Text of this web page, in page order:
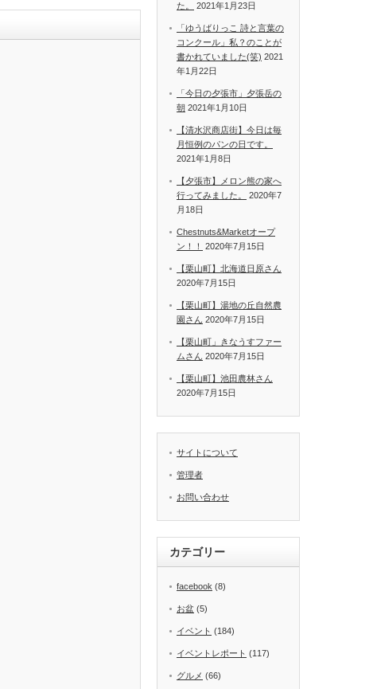
た。
2021年1月23日
「ゆうばりっこ 詩と言葉の
コンクール」私？のことが
書かれていました(笑) 2021
年1月22日
「今日の夕張市」夕張岳の
朝 2021年1月10日
【清水沢商店街】今日は毎
月恒例のパンの日です。
2021年1月8日
【夕張市】メロン熊の家へ
行ってみました。
2020年7
月18日
Chestnuts&Marketオープ
ン！！
2020年7月15日
【栗山町】北海道日原さん
2020年7月15日
【栗山町】湯地の丘自然農
園さん 2020年7月15日
【栗山町」きなうすファー
ムさん 2020年7月15日
【栗山町】池田農林さん
2020年7月15日
サイトについて
管理者
お問い合わせ
カテゴリー
facebook (8)
お盆 (5)
イベント (184)
イベントレポート (117)
グルメ (66)